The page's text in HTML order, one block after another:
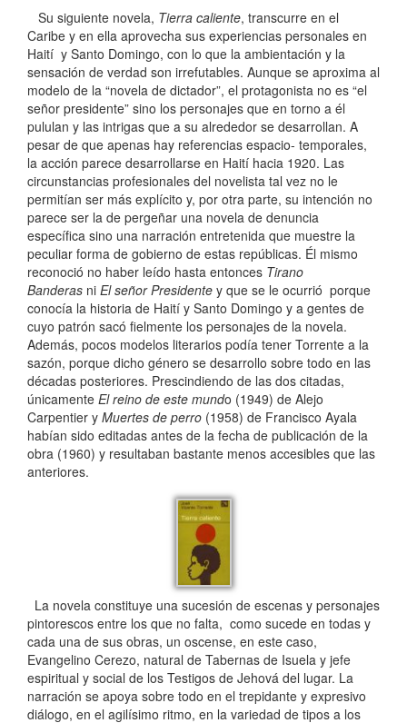
Su siguiente novela, Tierra caliente, transcurre en el
Caribe y en ella aprovecha sus experiencias personales en
Haití y Santo Domingo, con lo que la ambientación y la
sensación de verdad son irrefutables. Aunque se aproxima al
modelo de la “novela de dictador”, el protagonista no es “el
señor presidente” sino los personajes que en torno a él
pululan y las intrigas que a su alrededor se desarrollan. A
pesar de que apenas hay referencias espacio- temporales,
la acción parece desarrollarse en Haití hacia 1920. Las
circunstancias profesionales del novelista tal vez no le
permitían ser más explícito y, por otra parte, su intención no
parece ser la de pergeñar una novela de denuncia
específica sino una narración entretenida que muestre la
peculiar forma de gobierno de estas repúblicas. Él mismo
reconoció no haber leído hasta entonces Tirano
Banderas ni El señor Presidente y que se le ocurrió porque
conocía la historia de Haití y Santo Domingo y a gentes de
cuyo patrón sacó fielmente los personajes de la novela.
Además, pocos modelos literarios podía tener Torrente a la
sazón, porque dicho género se desarrollo sobre todo en las
décadas posteriores. Prescindiendo de las dos citadas,
únicamente El reino de este mundo (1949) de Alejo
Carpentier y Muertes de perro (1958) de Francisco Ayala
habían sido editadas antes de la fecha de publicación de la
obra (1960) y resultaban bastante menos accesibles que las
anteriores.
La novela constituye una sucesión de escenas y personajes
pintorescos entre los que no falta, como sucede en todas y
cada una de sus obras, un oscense, en este caso,
Evangelino Cerezo, natural de Tabernas de Isuela y jefe
espiritual y social de los Testigos de Jehová del lugar. La
narración se apoya sobre todo en el trepidante y expresivo
diálogo, en el agilísimo ritmo, en la variedad de tipos a los